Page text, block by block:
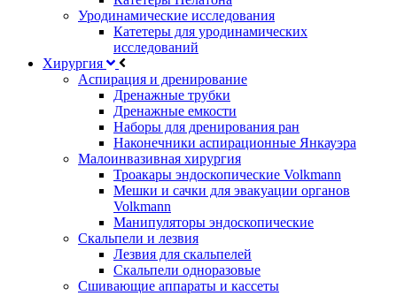
Уродинамические исследования
Катетеры для уродинамических
исследований
Хирургия
Аспирация и дренирование
Дренажные трубки
Дренажные емкости
Наборы для дренирования ран
Наконечники аспирационные Янкауэра
Малоинвазивная хирургия
Троакары эндоскопические Volkmann
Мешки и сачки для эвакуации органов
Volkmann
Манипуляторы эндоскопические
Скальпели и лезвия
Лезвия для скальпелей
Скальпели одноразовые
Сшивающие аппараты и кассеты